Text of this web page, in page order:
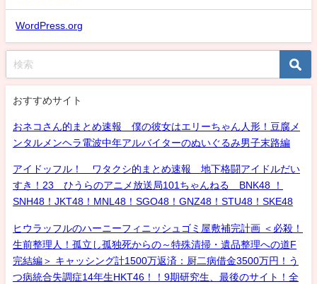
WordPress.org
おすすめサイト
おネコさん的まとめ速報 僕の彼女はエリーちゃん人形！豆腐メ
ンタルメンヘラ電波中年アルバイターのぬいぐるみ男子末路編
アイドッフル！ ワタクシ的まとめ速報 地下格闘アイドルだい
すき！23 ひうらのアニメ放送局101ちゃんねる BNK48 ！
SNH48！JKT48！MNL48！SGO48！GNZ48！STU48！SKE48
ヒウラッフルのハーニーフィニッシュゴミ屋敷補完計画 ＜必殺！
生前整理人！孤立し孤独死からの～特殊清掃・遺品整理への道F
完結編＞ キャッシング計1500万返済：厨二病借金3500万円！う
つ病統合失調症14年生HKT46！！9期研究生、最後のサイト！全